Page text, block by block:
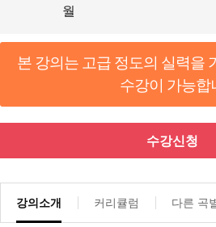
월
본 강의는 고급 정도의 실력을
수강이 가능합
수강신청
강의소개 커리큘럼 다른 곡